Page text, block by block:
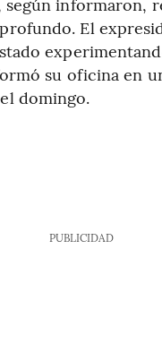
El
su oficina en
domingo.
PUBLICIDAD